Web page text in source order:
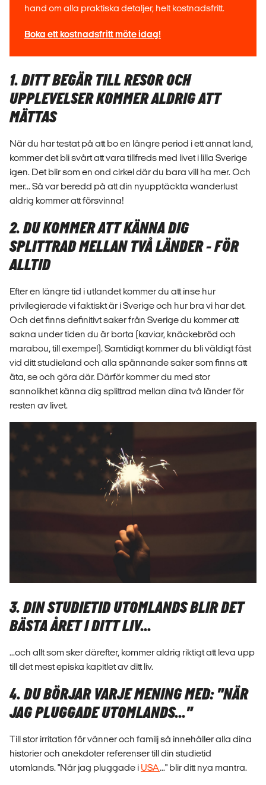
hand om alla praktiska detaljer, helt kostnadsfritt.
Boka ett kostnadsfritt möte idag!
1. DITT BEGÄR TILL RESOR OCH
UPPLEVELSER KOMMER ALDRIG ATT
MÄTTAS
När du har testat på att bo en längre period i ett annat land,
kommer det bli svårt att vara tillfreds med livet i lilla Sverige
igen. Det blir som en ond cirkel där du bara vill ha mer. Och
mer... Så var beredd på att din nyupptäckta wanderlust
aldrig kommer att försvinna!
2. DU KOMMER ATT KÄNNA DIG
SPLITTRAD MELLAN TVÅ LÄNDER - FÖR
ALLTID
Efter en längre tid i utlandet kommer du att inse hur
privilegierade vi faktiskt är i Sverige och hur bra vi har det.
Och det finns definitivt saker från Sverige du kommer att
sakna under tiden du är borta (kaviar, knäckebröd och
marabou, till exempel). Samtidigt kommer du bli väldigt fäst
vid ditt studieland och alla spännande saker som finns att
äta, se och göra där. Därför kommer du med stor
sannolikhet känna dig splittrad mellan dina två länder för
resten av livet.
3. DIN STUDIETID UTOMLANDS BLIR DET
BÄSTA ÅRET I DITT LIV...
...och allt som sker därefter, kommer aldrig riktigt att leva upp
till det mest episka kapitlet av ditt liv.
4. DU BÖRJAR VARJE MENING MED: "NÄR
JAG PLUGGADE UTOMLANDS..."
Till stor irritation för vänner och familj så innehåller alla dina
historier och anekdoter referenser till din studietid
utomlands. "När jag pluggade i USA..." blir ditt nya mantra.